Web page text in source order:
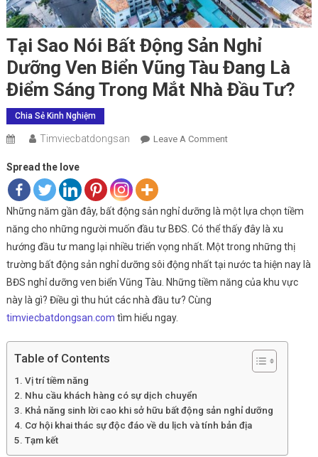
Tại Sao Nói Bất Động Sản Nghỉ
Dưỡng Ven Biển Vũng Tàu Đang Là
Điểm Sáng Trong Mắt Nhà Đầu Tư?
Chia Sẻ Kinh Nghiệm
Timviecbatdongsan Leave A CommentOn
Động
Sản
Nghỉ
Dưỡng
Ven
Trong
Mắt
Spread the love
Những năm gần đây, bất động sản nghỉ dưỡng là một lựa chọn tiềm
năng cho những người muốn đầu tư BĐS. Có thể thấy đây là xu
hướng đầu tư mang lại nhiều triển vọng nhất. Một trong những thị
trường bất động sản nghỉ dưỡng sôi động nhất tại nước ta hiện nay là
BĐS nghỉ dưỡng ven biển Vũng Tàu. Những tiềm năng của khu vực
này là gì? Điều gì thu hút các nhà đầu tư? Cùng
timviecbatdongsan.com tìm hiểu ngay.
Table of Contents
Vị trí tiềm năng
Nhu cầu khách hàng có sự dịch chuyển
Khả năng sinh lời cao khi sở hữu bất động sản nghỉ dưỡng
Cơ hội khai thác sự độc đáo về du lịch và tính bản địa
Tạm kết